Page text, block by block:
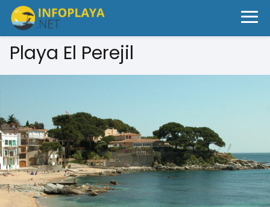
Playa El Perejil